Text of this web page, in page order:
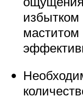
избытком
маститом